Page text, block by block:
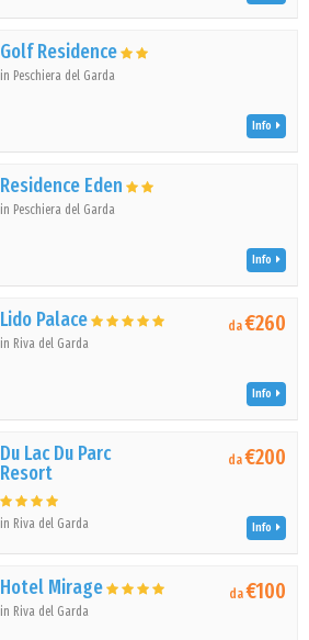
Golf Residence
in Peschiera del Garda
Info
Residence Eden
in Peschiera del Garda
Info
Lido Palace
in Riva del Garda
da€260
Info
Du Lac Du Parc
Resort
in Riva del Garda
da€200
Info
Hotel Mirage
in Riva del Garda
da€100